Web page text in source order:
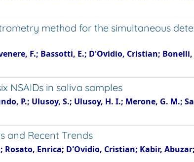
method for the simultaneous
F.; Bassotti, E.; D'Ovidio, Cristian;
NSAIDs in saliva samples
P.; Ulusoy, S.; Ulusoy, H. I.; Merone, G. M.;
and Recent Trends
Rosato, Enrica; D'Ovidio, Cristian; Kabir,